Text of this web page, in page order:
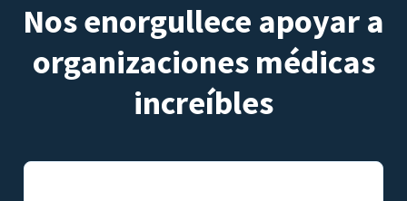
Nos enorgullece apoyar a
organizaciones médicas
increíbles